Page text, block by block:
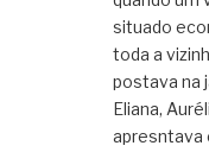
situado
toda a
postava na
Eliana,
apresntava